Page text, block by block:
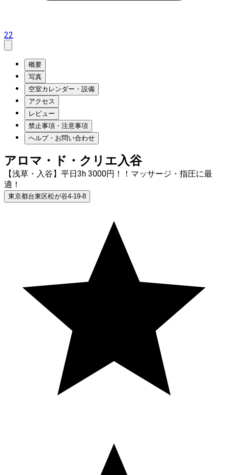
22
概要
写真
空室カレンダー・設備
アクセス
レビュー
禁止事項・注意事項
ヘルプ・お問い合わせ
アロマ・ド・クリエ入谷
【浅草・入谷】平日3h 3000円！！マッサージ・指圧に最
適！
東京都台東区松が谷4-19-8